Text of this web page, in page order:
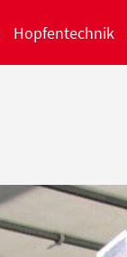
Hopfentechnik